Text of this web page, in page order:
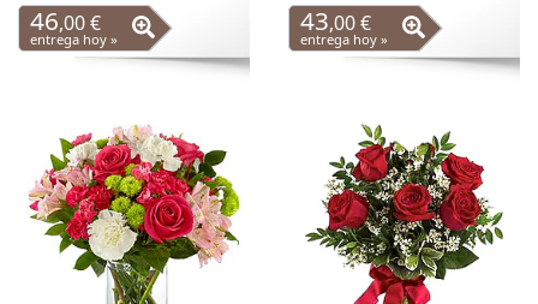
46,00 €
entrega hoy »
43,00 €
entrega hoy »